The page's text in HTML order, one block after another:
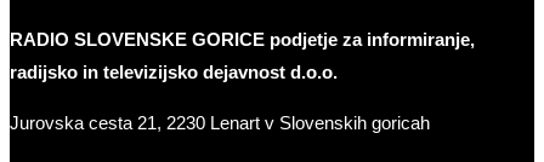
RADIO SLOVENSKE GORICE podjetje za informiranje,
radijsko in televizijsko dejavnost d.o.o.
Jurovska cesta 21, 2230 Lenart v Slovenskih goricah